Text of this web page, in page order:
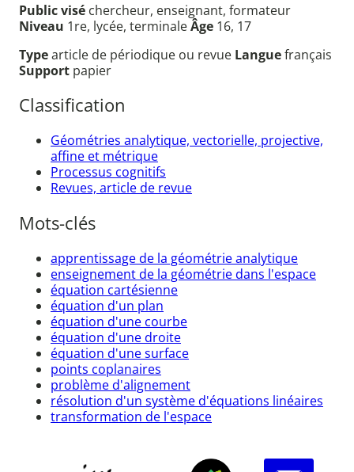
Public visé chercheur, enseignant, formateur
Niveau 1re, lycée, terminaleÂge 16, 17
Typearticle de périodique ou revue Languefrançais
Support papier
Classification
Géométries analytique, vectorielle, projective,
affine et métrique
Processus cognitifs
Revues, article de revue
Mots-clés
apprentissage de la géométrie analytique
enseignement de la géométrie dans l'espace
équation cartésienne
équation d'un plan
équation d'une courbe
équation d'une droite
équation d'une surface
points coplanaires
problème d'alignement
résolution d'un système d'équations linéaires
transformation de l'espace